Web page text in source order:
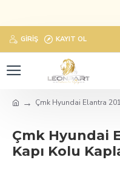
GIRIŞ KAYIT OL
Çmk Hyundai Elantra
Çmk Hyundai
Kapı Kolu